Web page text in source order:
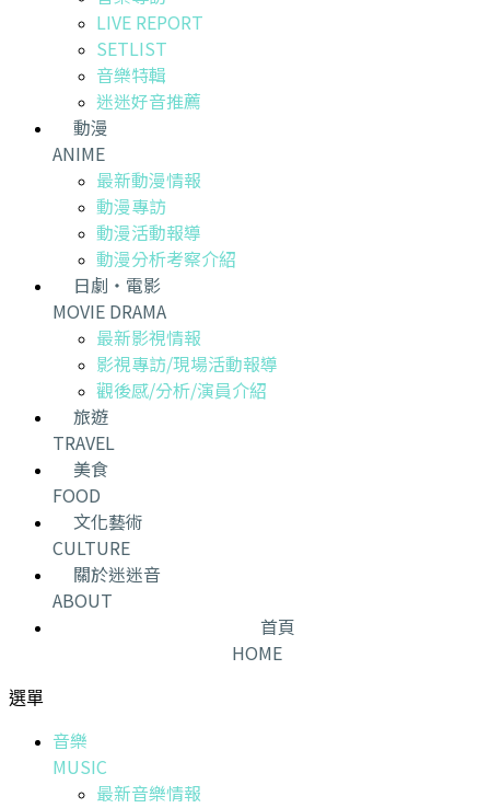
LIVE REPORT
SETLIST
音樂特輯
迷迷好音推薦
動漫
ANIME
最新動漫情報
動漫專訪
動漫活動報導
動漫分析考察介紹
日劇・電影
MOVIE DRAMA
最新影視情報
影視專訪/現場活動報導
觀後感/分析/演員介紹
旅遊
TRAVEL
美食
FOOD
文化藝術
CULTURE
關於迷迷音
ABOUT
首頁
HOME
選單
音樂
MUSIC
最新音樂情報